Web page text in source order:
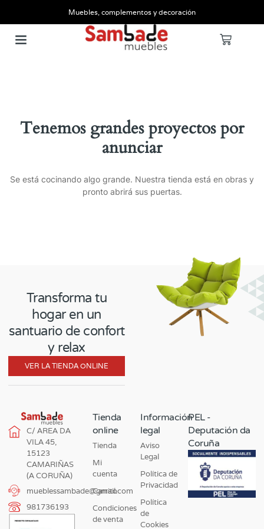
Muebles, complementos y decoración
Tenemos grandes proyectos por
anunciar
Se está cocinando algo grande. Nuestra tienda está en obras y
pronto abrirá sus puertas.
Transforma tu
hogar en un
santuario de confort
y relax
VER LA TIENDA ONLINE
C/ AREA DA
VILA 45,
15123
CAMARIÑAS
(A CORUÑA)
mueblessambade@gmail.com
981736193
Tienda
online
Tienda
Mi
cuenta
Carrito
Condiciones
de venta
Información
legal
Aviso
Legal
Política de
Privacidad
Política
de
Cookies
PEL -
Deputación da
Coruña